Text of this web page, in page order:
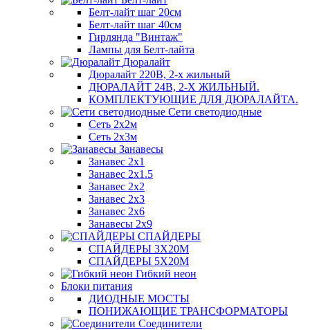
Белт-лайт шаг 20см
Белт-лайт шаг 40см
Гирлянда "Винтаж"
Лампы для Белт-лайта
Дюралайт
Дюралайт 220В, 2-х жильный
ДЮРАЛАЙТ 24В, 2-Х ЖИЛЬНЫЙ.
КОМПЛЕКТУЮЩИЕ ДЛЯ ДЮРАЛАЙТА.
Сети светодиодные
Сеть 2х2м
Сеть 2х3м
Занавесы
Занавес 2х1
Занавес 2х1.5
Занавес 2х2
Занавес 2х3
Занавес 2х6
Занавесы 2х9
СПАЙДЕРЫ
СПАЙДЕРЫ 3Х20М
СПАЙДЕРЫ 5Х20М
Гибкий неон
Блоки питания
ДИОДНЫЕ МОСТЫ
ПОНИЖАЮЩИЕ ТРАНСФОРМАТОРЫ
Соединители